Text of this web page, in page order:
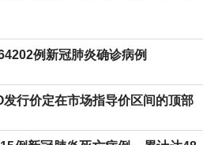
例新冠肺炎确诊病例
行价定在市场指导价区间的顶部